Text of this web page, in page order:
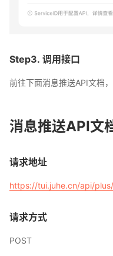
Step3. 调用接口
前往下面消息推送API文档
消息推送API文
请求地址
https://tui.juhe.cn/api/
请求方式
POST